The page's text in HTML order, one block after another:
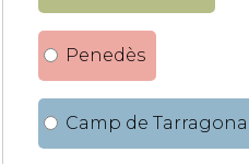
Penedès
Camp de Tarragona